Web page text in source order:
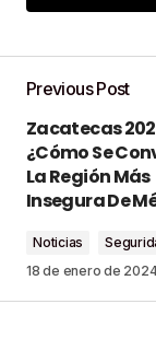
publicada.
marcados
Previous Post
Zacatecas
¿Cómo Se
La Región Más
Insegura De
Noticias
18 de enero de